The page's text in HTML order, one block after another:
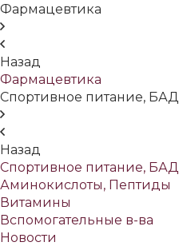
Фармацевтика
Назад
Фармацевтика
Спортивное питание, БАД
Назад
Спортивное питание, БАД
Аминокислоты, Пептиды
Витамины
Вспомогательные в-ва
Новости